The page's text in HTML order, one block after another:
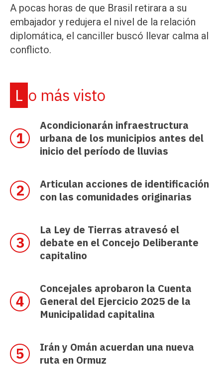
A pocas horas de que Brasil retirara a su
embajador y redujera el nivel de la relación
diplomática, el canciller buscó llevar calma al
conflicto.
Lo más visto
Acondicionarán infraestructura
urbana de los municipios antes del
inicio del período de lluvias
Articulan acciones de identificación
con las comunidades originarias
La Ley de Tierras atravesó el
debate en el Concejo Deliberante
capitalino
Concejales aprobaron la Cuenta
General del Ejercicio 2025 de la
Municipalidad capitalina
Irán y Omán acuerdan una nueva
ruta en Ormuz